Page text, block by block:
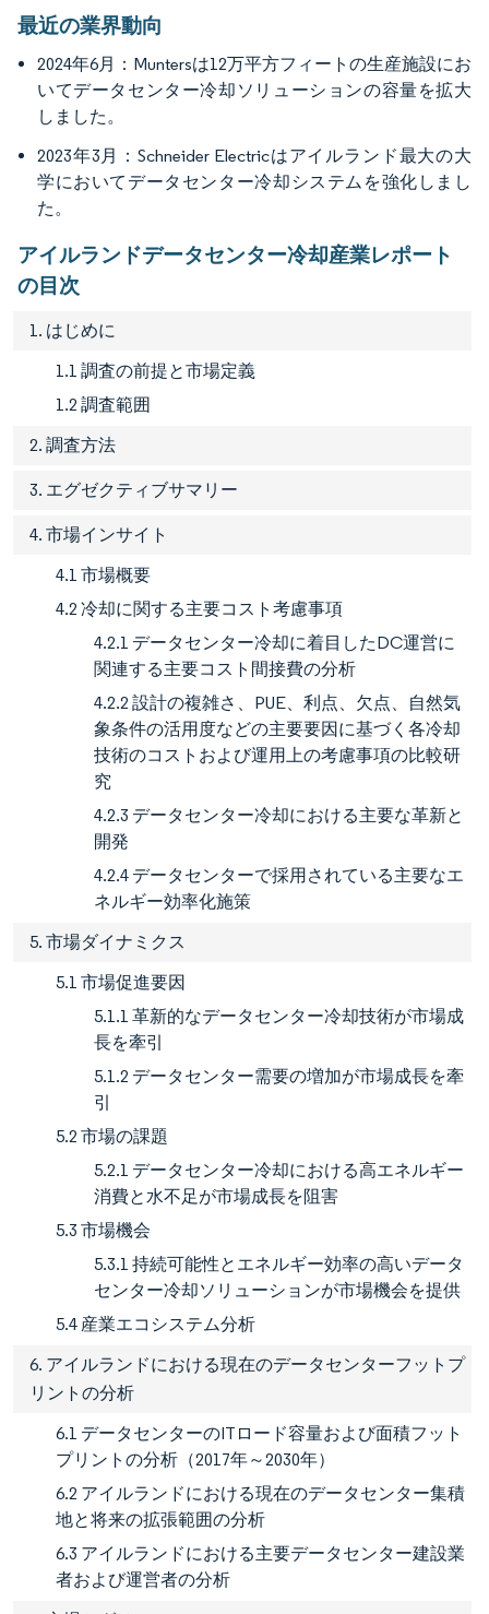
最近の業界動向
2024年6月：Muntersは12万平方フィートの生産施設にお
いてデータセンター冷却ソリューションの容量を拡大
しました。
2023年3月：Schneider Electricはアイルランド最大の大
学においてデータセンター冷却システムを強化しまし
た。
アイルランドデータセンター冷却産業レポート
の目次
1. はじめに
1.1 調査の前提と市場定義
1.2 調査範囲
2. 調査方法
3. エグゼクティブサマリー
4. 市場インサイト
4.1 市場概要
4.2 冷却に関する主要コスト考慮事項
4.2.1 データセンター冷却に着目したDC運営に
関連する主要コスト間接費の分析
4.2.2 設計の複雑さ、PUE、利点、欠点、自然気
象条件の活用度などの主要要因に基づく各冷却
技術のコストおよび運用上の考慮事項の比較研
究
4.2.3 データセンター冷却における主要な革新と
開発
4.2.4 データセンターで採用されている主要なエ
ネルギー効率化施策
5. 市場ダイナミクス
5.1 市場促進要因
5.1.1 革新的なデータセンター冷却技術が市場成
長を牽引
5.1.2 データセンター需要の増加が市場成長を牽
引
5.2 市場の課題
5.2.1 データセンター冷却における高エネルギー
消費と水不足が市場成長を阻害
5.3 市場機会
5.3.1 持続可能性とエネルギー効率の高いデータ
センター冷却ソリューションが市場機会を提供
5.4 産業エコシステム分析
6. アイルランドにおける現在のデータセンターフットプ
リントの分析
6.1 データセンターのITロード容量および面積フット
プリントの分析（2017年～2030年）
6.2 アイルランドにおける現在のデータセンター集積
地と将来の拡張範囲の分析
6.3 アイルランドにおける主要データセンター建設業
者および運営者の分析